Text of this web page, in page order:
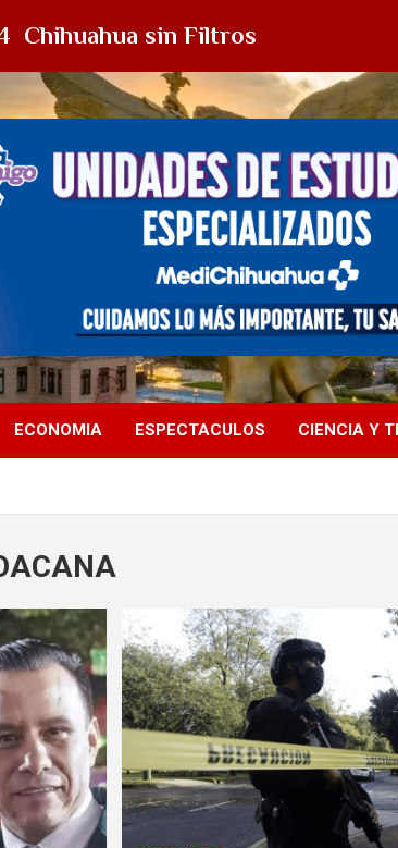
ECONOMIA ESPECTACULOS CIENCIA Y
Chihuahua sin Filtros